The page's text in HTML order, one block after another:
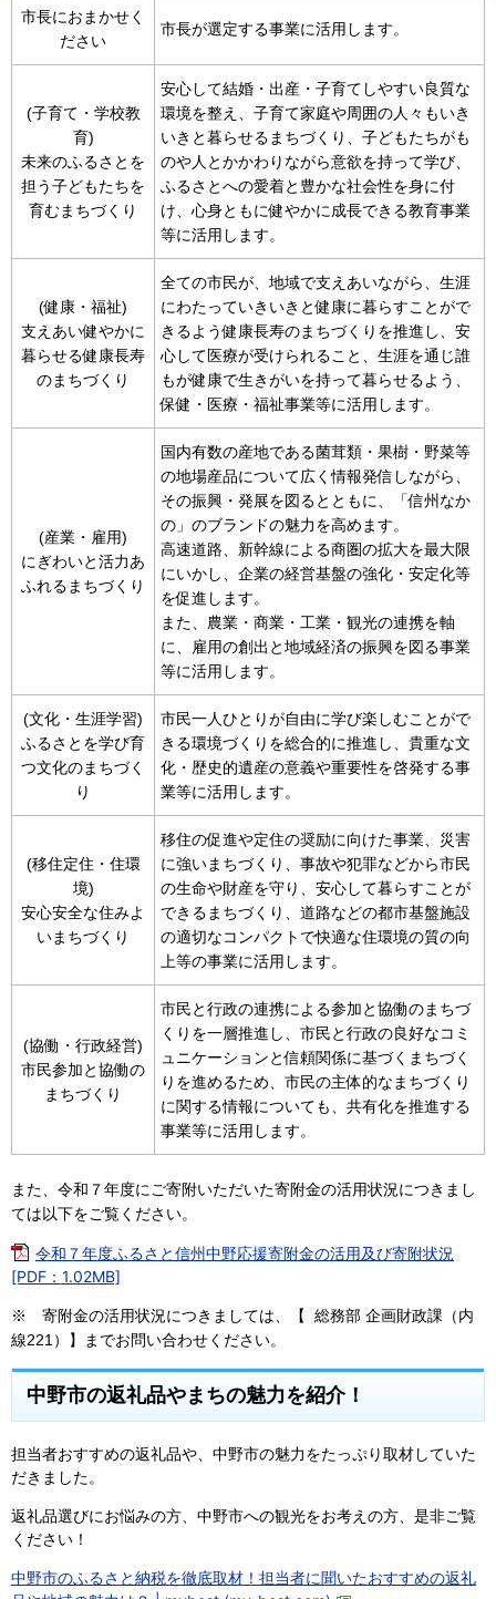
市長におまかせく
ださい
市長が選定する事業に活用します。
(子育て・学校教
育)
未来のふるさとを
担う子どもたちを
育むまちづくり
安心して結婚・出産・子育てしやすい良質な
環境を整え、子育て家庭や周囲の人々もいき
いきと暮らせるまちづくり、子どもたちがも
のや人とかかわりながら意欲を持って学び、
ふるさとへの愛着と豊かな社会性を身に付
け、心身ともに健やかに成長できる教育事業
等に活用します。
(健康・福祉)
支えあい健やかに
暮らせる健康長寿
のまちづくり
全ての市民が、地域で支えあいながら、生涯
にわたっていきいきと健康に暮らすことがで
きるよう健康長寿のまちづくりを推進し、安
心して医療が受けられること、生涯を通じ誰
もが健康で生きがいを持って暮らせるよう、
保健・医療・福祉事業等に活用します。
(産業・雇用)
にぎわいと活力あ
ふれるまちづくり
国内有数の産地である菌茸類・果樹・野菜等
の地場産品について広く情報発信しながら、
その振興・発展を図るとともに、「信州なか
の」のブランドの魅力を高めます。
高速道路、新幹線による商圏の拡大を最大限
にいかし、企業の経営基盤の強化・安定化等
を促進します。
また、農業・商業・工業・観光の連携を軸
に、雇用の創出と地域経済の振興を図る事業
等に活用します。
(文化・生涯学習)
ふるさとを学び育
つ文化のまちづく
り
市民一人ひとりが自由に学び楽しむことがで
きる環境づくりを総合的に推進し、貴重な文
化・歴史的遺産の意義や重要性を啓発する事
業等に活用します。
(移住定住・住環
境)
安心安全な住みよ
いまちづくり
移住の促進や定住の奨励に向けた事業、災害
に強いまちづくり、事故や犯罪などから市民
の生命や財産を守り、安心して暮らすことが
できるまちづくり、道路などの都市基盤施設
の適切なコンパクトで快適な住環境の質の向
上等の事業に活用します。
(協働・行政経営)
市民参加と協働の
まちづくり
市民と行政の連携による参加と協働のまちづ
くりを一層推進し、市民と行政の良好なコミ
ュニケーションと信頼関係に基づくまちづく
りを進めるため、市民の主体的なまちづくり
に関する情報についても、共有化を推進する
事業等に活用します。
また、令和７年度にご寄附いただいた寄附金の活用状況につきまし
ては以下をご覧ください。
令和７年度ふるさと信州中野応援寄附金の活用及び寄附状況
[PDF：1.02MB]
※ 寄附金の活用状況につきましては、【 総務部 企画財政課（内
線221）】
までお問い合わせください。
中野市の返礼品やまちの魅力を紹介！
担当者おすすめの返礼品や、中野市の魅力をたっぷり取材していた
だきました。
返礼品選びにお悩みの方、中野市への観光をお考えの方、是非ご覧
ください！
中野市のふるさと納税を徹底取材！担当者に聞いたおすすめの返礼